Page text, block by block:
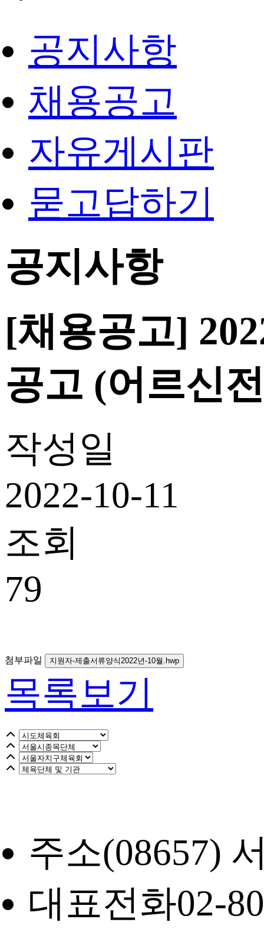
공지사항
채용공고
자유게시판
묻고답하기
공지사항
[채용공고]
공고 (어르신
작성일
2022-10-11
조회
79
첨부파일 지원자-제출서류양식2022년-10월.hwp
목록보기
주소(08657)
대표전화02-